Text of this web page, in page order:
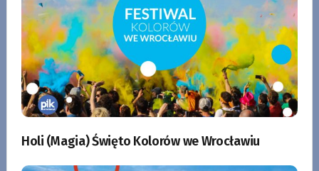
Holi (Magia) Święto Kolorów we Wrocławiu